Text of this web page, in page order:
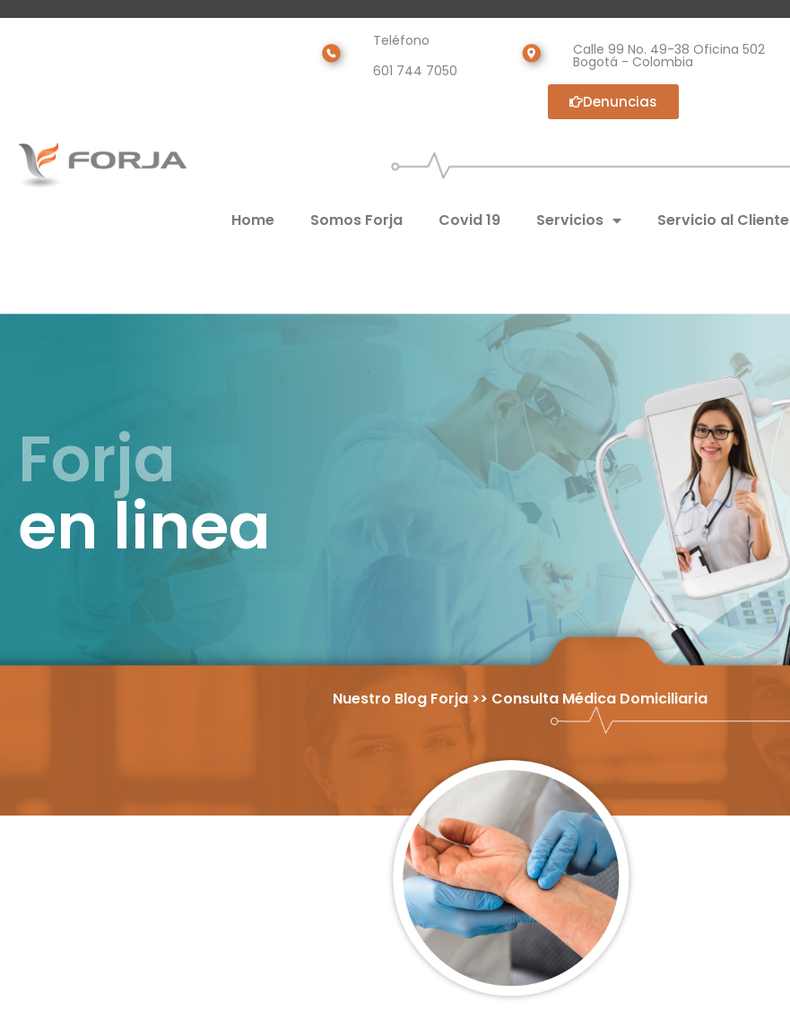
Teléfono
601 744 7050
Calle 99 No. 49-38 Oficina 502
Bogotá - Colombia
Denuncias
Home Somos Forja Covid 19 Servicios Servicio al Cliente
Forja
en linea
Nuestro Blog Forja >> Consulta Médica Domiciliaria